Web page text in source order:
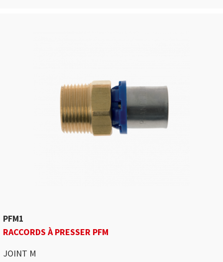
PFM1
RACCORDS À PRESSER PFM
JOINT M